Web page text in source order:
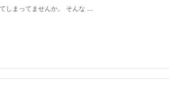
しまってませんか。 そんな ...